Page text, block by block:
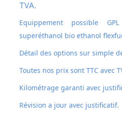
TVA.
Equippement possible
superéthanol bio ethanol
Détail des options sur simple
Toutes nos prix sont TTC avec
Kilométrage garanti avec
Révision a jour avec justificatif.